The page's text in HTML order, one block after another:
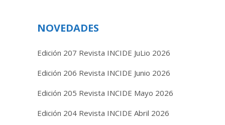
NOVEDADES
Edición 207 Revista INCIDE JuLio 2026
Edición 206 Revista INCIDE Junio 2026
Edición 205 Revista INCIDE Mayo 2026
Edición 204 Revista INCIDE Abril 2026